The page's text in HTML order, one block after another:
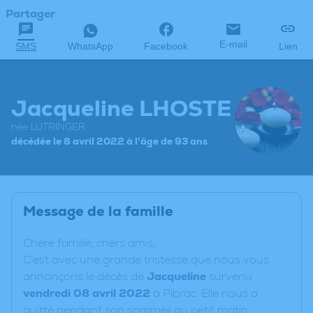
Partager
SMS WhatsApp Facebook E-mail Lien
Jacqueline LHOSTE
née LUTRINGER
décédée le 8 avril 2022 à l'âge de 93 ans
Message de la famille
Chère famille, chers amis,
C'est avec une grande tristesse que nous vous
annonçons le décès de Jacqueline survenu
vendredi 08 avril 2022 à Pibrac. Elle nous a